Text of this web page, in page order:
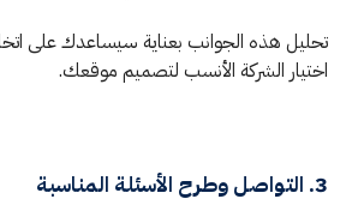
تحليل هذه الجوانب بعناية سيساعدك على
اختيار الشركة الأنسب لتصميم موقعك.
3. التواصل وطرح الأسئلة المناسبة